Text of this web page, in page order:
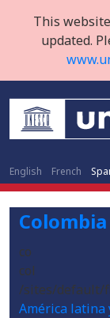
This
updated.
English French
Colombia
co
col
/sites/default/
América latina